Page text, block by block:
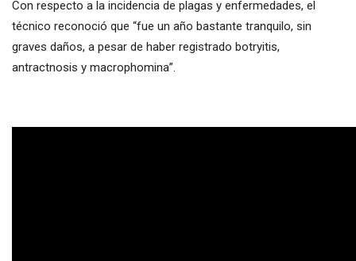
Con respecto a la incidencia de plagas y enfermedades, el
técnico reconoció que “fue un año bastante tranquilo, sin
graves daños, a pesar de haber registrado botryitis,
antractnosis y macrophomina”.